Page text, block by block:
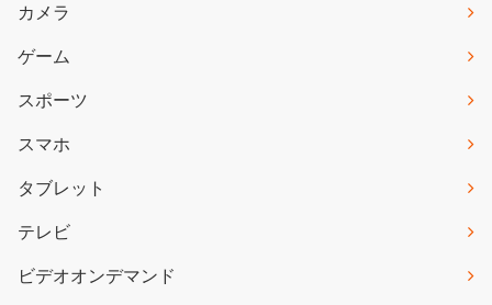
カメラ
ゲーム
スポーツ
スマホ
タブレット
テレビ
ビデオオンデマンド